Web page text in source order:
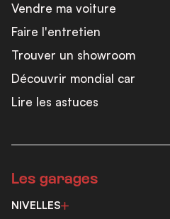
Vendre ma voiture
Faire l'entretien
Trouver un showroom
Découvrir mondial car
Lire les astuces
Les garages
NIVELLES